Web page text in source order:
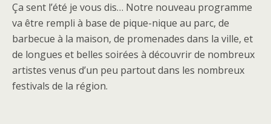
Ça sent l’été je vous dis… Notre nouveau programme
va être rempli à base de pique-nique au parc, de
barbecue à la maison, de promenades dans la ville, et
de longues et belles soirées à découvrir de nombreux
artistes venus d’un peu partout dans les nombreux
festivals de la région.